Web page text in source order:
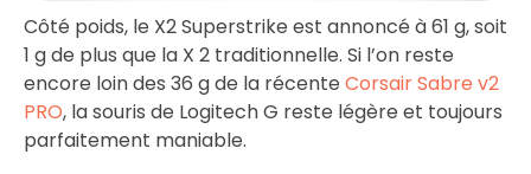
Côté poids, le X2 Superstrike est annoncé à 61 g, soit
1 g de plus que la X 2 traditionnelle. Si l’on reste
encore loin des 36 g de la récente Corsair Sabre v2
PRO, la souris de Logitech G reste légère et toujours
parfaitement maniable.